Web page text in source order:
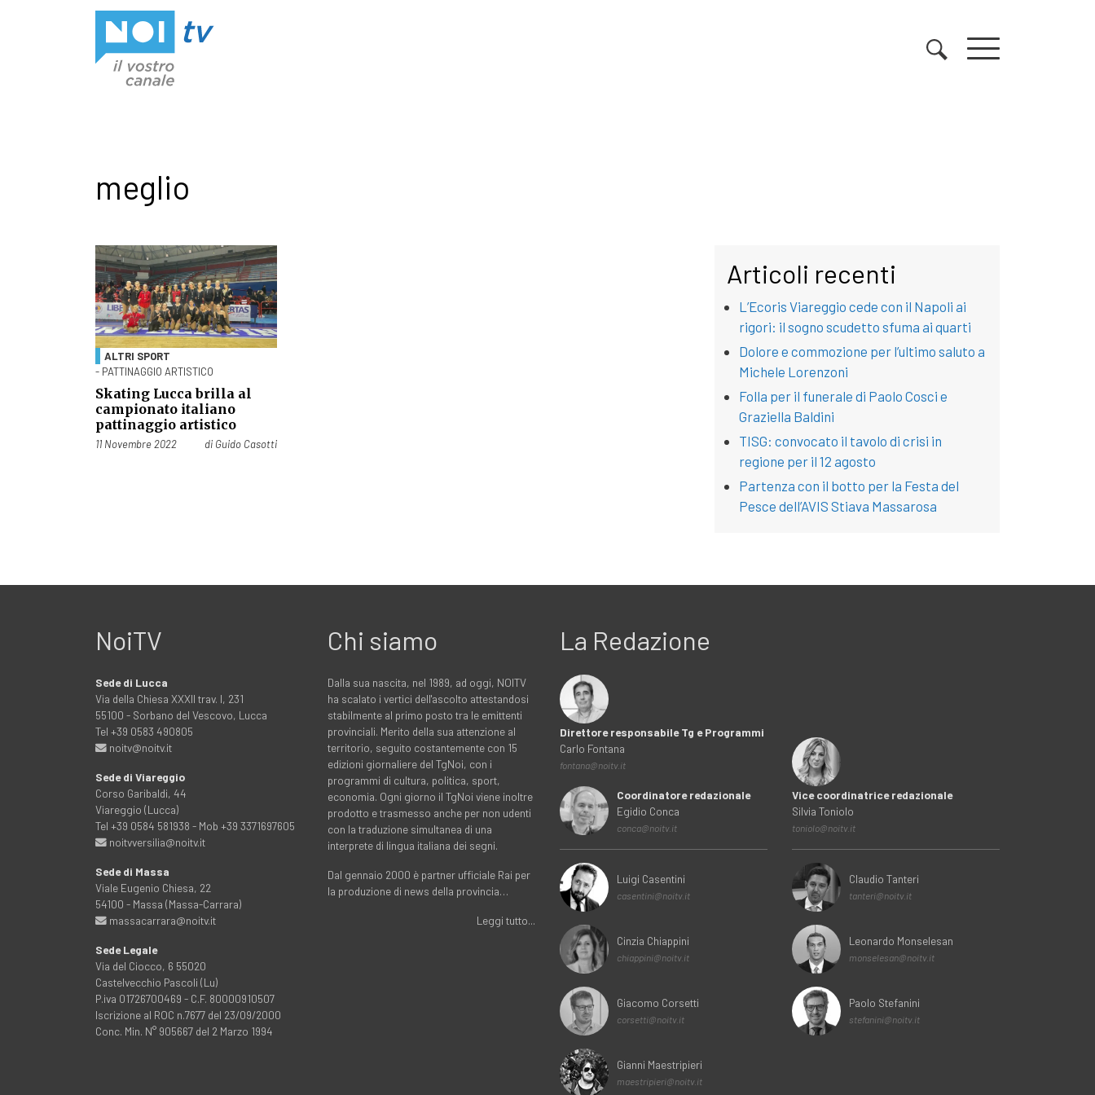
meglio
ALTRI SPORT
- PATTINAGGIO ARTISTICO
Skating Lucca brilla al
campionato italiano
pattinaggio artistico
Pubblicato il
11 Novembre 2022 di Guido Casotti
Articoli recenti
L’Ecoris Viareggio cede con il Napoli ai
rigori: il sogno scudetto sfuma ai quarti
Dolore e commozione per l’ultimo saluto a
Michele Lorenzoni
Folla per il funerale di Paolo Cosci e
Graziella Baldini
TISG: convocato il tavolo di crisi in
regione per il 12 agosto
Partenza con il botto per la Festa del
Pesce dell’AVIS Stiava Massarosa
NoiTV
Sede di Lucca
Via della Chiesa XXXII trav. I, 231
55100 - Sorbano del Vescovo, Lucca
Tel +39 0583 490805
noitv@noitv.it
Sede di Viareggio
Corso Garibaldi, 44
Viareggio (Lucca)
Tel +39 0584 581938 - Mob +39 3371697605
noitvversilia@noitv.it
Sede di Massa
Viale Eugenio Chiesa, 22
54100 - Massa (Massa-Carrara)
massacarrara@noitv.it
Sede Legale
Via del Ciocco, 6 55020
Castelvecchio Pascoli (Lu)
P.iva 01726700469 - C.F. 80000910507
Iscrizione al ROC n.7677 del 23/09/2000
Conc. Min. N° 905667 del 2 Marzo 1994
Chi siamo
Dalla sua nascita, nel 1989, ad oggi, NOITV
ha scalato i vertici dell'ascolto attestandosi
stabilmente al primo posto tra le emittenti
provinciali. Merito della sua attenzione al
territorio, seguito costantemente con 15
edizioni giornaliere del TgNoi, con i
programmi di cultura, politica, sport,
economia. Ogni giorno il TgNoi viene inoltre
prodotto e trasmesso anche per non udenti
con la traduzione simultanea di una
interprete di lingua italiana dei segni.
Dal gennaio 2000 è partner ufficiale Rai per
la produzione di news della provincia…
Leggi tutto...
La Redazione
Direttore responsabile Tg e Programmi
Carlo Fontana
fontana@noitv.it
Coordinatore redazionale
Egidio Conca
conca@noitv.it
Luigi Casentini
casentini@noitv.it
Cinzia Chiappini
chiappini@noitv.it
Giacomo Corsetti
corsetti@noitv.it
Gianni Maestripieri
maestripieri@noitv.it
Vice coordinatrice redazionale
Silvia Toniolo
toniolo@noitv.it
Claudio Tanteri
tanteri@noitv.it
Leonardo Monselesan
monselesan@noitv.it
Paolo Stefanini
stefanini@noitv.it